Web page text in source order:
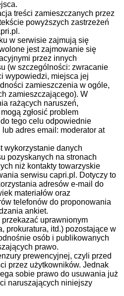
treści zamieszczanych przez
powyższych zastrzeżeń
w serwisie zajmują się
jest zajmowanie się
przez innych
(w szczególności: zwracanie
wypowiedzi, miejsca jej
zamieszczenia w ogóle,
zamieszczającego). W
rażących naruszeń,
zgłosić problem
do tego celu odpowiednie
adres email: moderator at
wykorzystanie danych
pozyskanych na stronach
niż kontakty towarzyskie
serwisu capri.pl. Dotyczy to
adresów e-mail do
materiałów oraz
telefonów do proponowania
ankiet.
uprawnionym
prokuratura, itd.) pozostające w
osób i publikowanych
prawo.
prewencyjnej, czyli przed
przez użytkowników. Jednak
sobie prawo do usuwania już
naruszających niniejszy